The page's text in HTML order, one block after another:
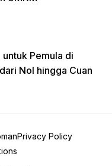
Pemula di
Nol hingga Cuan
Privacy Policy